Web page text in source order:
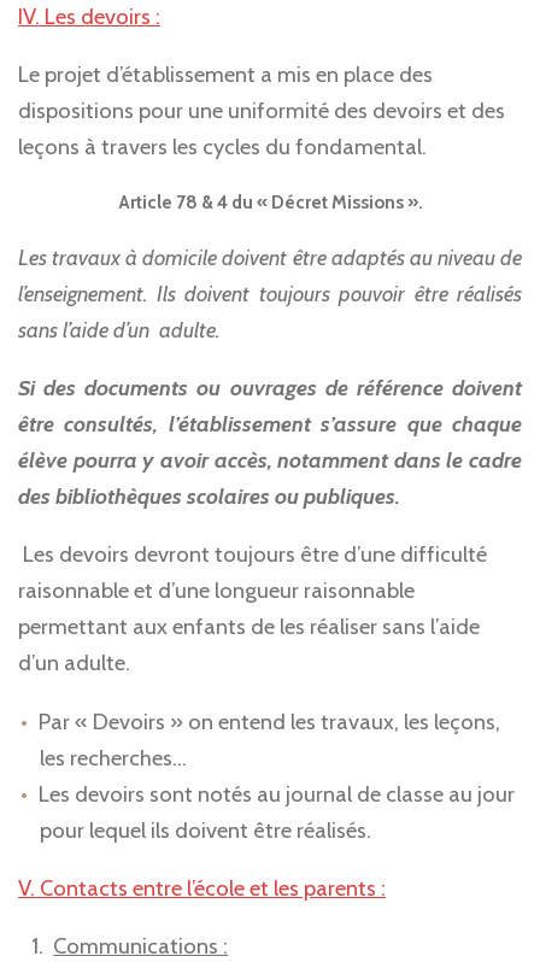
IV. Les devoirs :
Le projet d’établissement a mis en place des
dispositions pour une uniformité des devoirs et des
leçons à travers les cycles du fondamental.
Article 78 & 4 du « Décret Missions ».
Les travaux à domicile doivent être adaptés au niveau de
l’enseignement. Ils doivent toujours pouvoir être réalisés
sans l’aide d’un adulte.
Si des documents ou ouvrages de référence doivent
être consultés, l’établissement s’assure que chaque
élève pourra y avoir accès, notamment dans le cadre
des bibliothèques scolaires ou publiques.
Les devoirs devront toujours être d’une difficulté
raisonnable et d’une longueur raisonnable
permettant aux enfants de les réaliser sans l’aide
d’un adulte.
Par « Devoirs » on entend les travaux, les leçons,
les recherches…
Les devoirs sont notés au journal de classe au jour
pour lequel ils doivent être réalisés.
V. Contacts entre l’école et les parents :
Communications :